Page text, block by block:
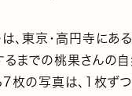
、東京・高円寺にあ
るまでの桃果さんの
7枚の写真は、1枚ず